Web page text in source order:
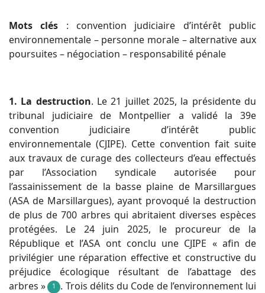
Mots clés : convention judiciaire d’intérêt public
environnementale – personne morale – alternative aux
poursuites – négociation – responsabilité pénale
1. La destruction. Le 21 juillet 2025, la présidente du
tribunal judiciaire de Montpellier a validé la 39e
convention judiciaire d’intérêt public
environnementale (CJIPE). Cette convention fait suite
aux travaux de curage des collecteurs d’eau effectués
par l’Association syndicale autorisée pour
l’assainissement de la basse plaine de Marsillargues
(ASA de Marsillargues), ayant provoqué la destruction
de plus de 700 arbres qui abritaient diverses espèces
protégées. Le 24 juin 2025, le procureur de la
République et l’ASA ont conclu une CJIPE « afin de
privilégier une réparation effective et constructive du
préjudice écologique résultant de l’abattage des
arbres »
1
. Trois délits du Code de l’environnement lui